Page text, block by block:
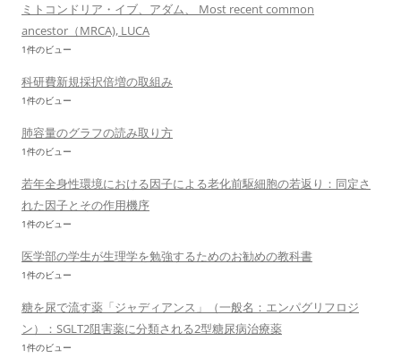
ミトコンドリア・イブ、アダム、 Most recent common
ancestor（MRCA), LUCA
1件のビュー
科研費新規採択倍増の取組み
1件のビュー
肺容量のグラフの読み取り方
1件のビュー
若年全身性環境における因子による老化前駆細胞の若返り：同定さ
れた因子とその作用機序
1件のビュー
医学部の学生が生理学を勉強するためのお勧めの教科書
1件のビュー
糖を尿で流す薬「ジャディアンス」（一般名：エンパグリフロジ
ン）：SGLT2阻害薬に分類される2型糖尿病治療薬
1件のビュー